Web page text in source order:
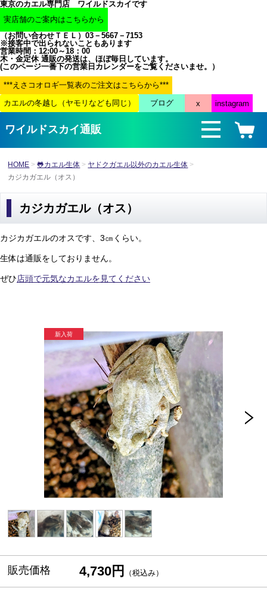
東京のカエル専門店 ワイルドスカイです
（お問い合わせＴＥＬ）03－5667－7153
※接客中で出られないこともあります
営業時間：12:00～18：00
木・金定休 通販の発送は、ほぼ毎日しています。
(このページ一番下の営業日カレンダーをご覧くださいませ。）
ワイルドスカイ通販
HOME 🐸カエル生体
ヤドクガエル以外のカエル生体
カジカガエル（オス）
カジカガエル（オス）
カジカガエルのオスです、3㎝くらい。
生体は通販をしておりません。
ぜひ店頭で元気なカエルを見てください
販売価格 4,730円 （税込み）